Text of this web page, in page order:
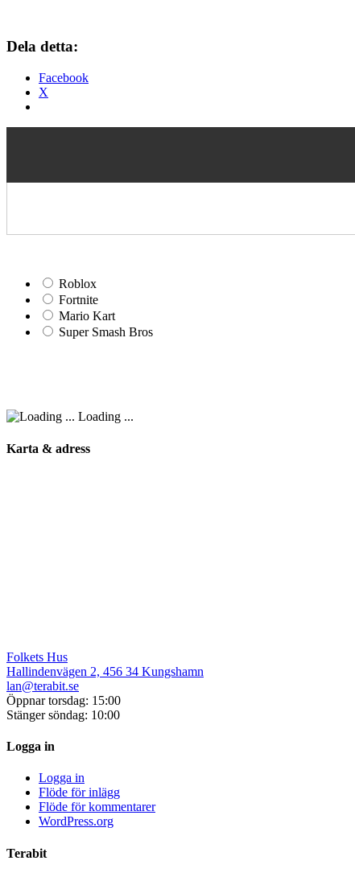
Dela detta:
Facebook
X
Roblox
Fortnite
Mario Kart
Super Smash Bros
Loading ...
Karta & adress
Folkets Hus
Hallindenvägen 2, 456 34 Kungshamn
lan@terabit.se
Öppnar torsdag: 15:00
Stänger söndag: 10:00
Logga in
Logga in
Flöde för inlägg
Flöde för kommentarer
WordPress.org
Terabit